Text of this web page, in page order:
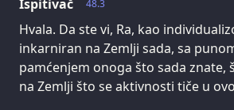
48.3
Ispitivač
Hvala. Da ste vi, Ra, kao
inkarniran na Zemlji sada, sa
pamćenjem onoga što sada znate,
na Zemlji što se aktivnosti tiče u